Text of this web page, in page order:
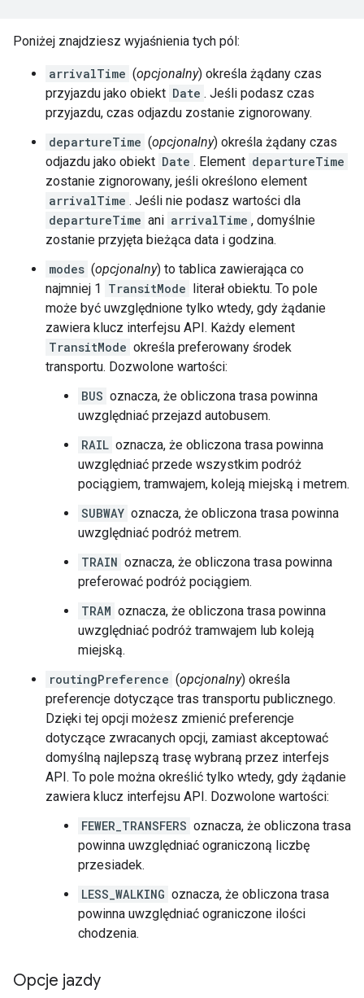
Poniżej znajdziesz wyjaśnienia tych pól:
arrivalTime (opcjonalny) określa żądany czas
przyjazdu jako obiekt Date . Jeśli podasz czas
przyjazdu, czas odjazdu zostanie zignorowany.
departureTime (opcjonalny) określa żądany czas
odjazdu jako obiekt Date . Element departureTime
zostanie zignorowany, jeśli określono element
arrivalTime . Jeśli nie podasz wartości dla
departureTime ani arrivalTime , domyślnie
zostanie przyjęta bieżąca data i godzina.
modes (opcjonalny) to tablica zawierająca co
najmniej 1
TransitMode
literał obiektu. To pole
może być uwzględnione tylko wtedy, gdy żądanie
zawiera klucz interfejsu API. Każdy element
TransitMode określa preferowany środek
transportu. Dozwolone wartości:
BUS oznacza, że obliczona trasa powinna
uwzględniać przejazd autobusem.
RAIL oznacza, że obliczona trasa powinna
uwzględniać przede wszystkim podróż
pociągiem, tramwajem, koleją miejską i metrem.
SUBWAY oznacza, że obliczona trasa powinna
uwzględniać podróż metrem.
TRAIN oznacza, że obliczona trasa powinna
preferować podróż pociągiem.
TRAM oznacza, że obliczona trasa powinna
uwzględniać podróż tramwajem lub koleją
miejską.
routingPreference (opcjonalny) określa
preferencje dotyczące tras transportu publicznego.
Dzięki tej opcji możesz zmienić preferencje
dotyczące zwracanych opcji, zamiast akceptować
domyślną najlepszą trasę wybraną przez interfejs
API. To pole można określić tylko wtedy, gdy żądanie
zawiera klucz interfejsu API. Dozwolone wartości:
FEWER_TRANSFERS oznacza, że obliczona trasa
powinna uwzględniać ograniczoną liczbę
przesiadek.
LESS_WALKING oznacza, że obliczona trasa
powinna uwzględniać ograniczone ilości
chodzenia.
Opcje jazdy